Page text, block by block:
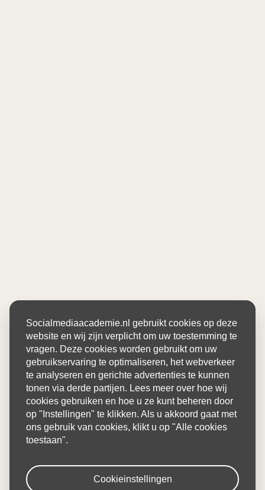
Socialmediaacademie.nl gebruikt cookies op deze
website en wij zijn verplicht om uw toestemming te
vragen. Deze cookies worden gebruikt om uw
gebruikservaring te optimaliseren, het webverkeer
te analyseren en gerichte advertenties te kunnen
tonen via derde partijen. Lees meer over hoe wij
cookies gebruiken en hoe u ze kunt beheren door
op "Instellingen" te klikken. Als u akkoord gaat met
ons gebruik van cookies, klikt u op "Alle cookies
toestaan".
Cookieinstellingen